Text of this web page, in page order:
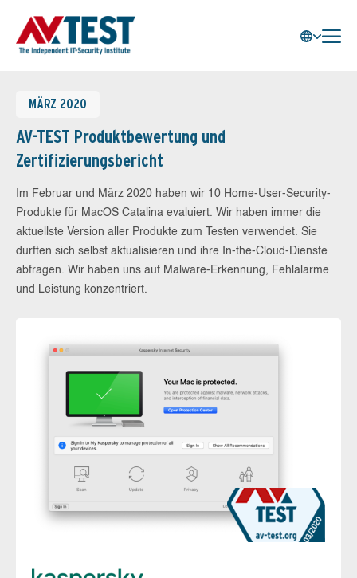
MÄRZ 2020
AV-TEST Produktbewertung und
Zertifizierungsbericht
Im Februar und März 2020 haben wir 10 Home-User-Security-
Produkte für MacOS Catalina evaluiert. Wir haben immer die
aktuellste Version aller Produkte zum Testen verwendet. Sie
durften sich selbst aktualisieren und ihre In-the-Cloud-Dienste
abfragen. Wir haben uns auf Malware-Erkennung, Fehlalarme
und Leistung konzentriert.